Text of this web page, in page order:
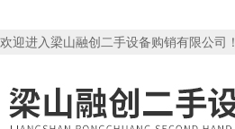
欢迎进入梁山融创二手设备购销有限公司！